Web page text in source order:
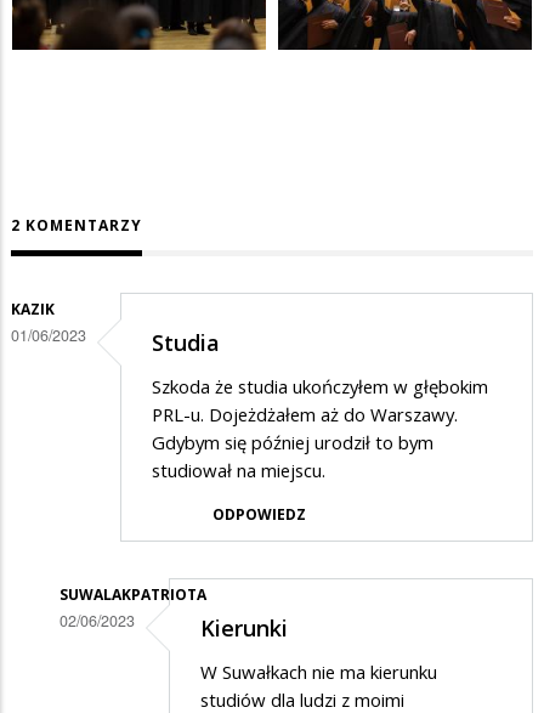
2 KOMENTARZY
KAZIK
01/06/2023 Studia
Szkoda że studia ukończyłem w głębokim
PRL-u. Dojeżdżałem aż do Warszawy.
Gdybym się później urodził to bym
studiował na miejscu.
ODPOWIEDZ
SUWALAKPATRIOTA
02/06/2023 Kierunki
W Suwałkach nie ma kierunku
studiów dla ludzi z moimi